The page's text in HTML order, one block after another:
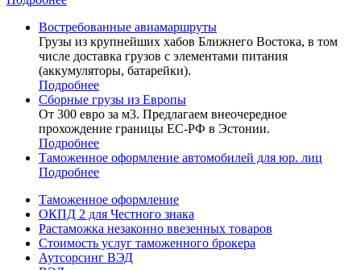
Востребованные авиамаршруты
Грузы из крупнейших хабов Ближнего Востока, в том
числе доставка грузов с элементами питания
(аккумуляторы, батарейки).
Подробнее
Сборные грузы из Европы
От 300 евро за м3. Предлагаем внеочередное
прохождение границы ЕС-РФ в Эстонии.
Подробнее
Таможенное оформление автомобилей для юр. лиц
Подробнее
Таможенное оформление
ОКПД 2 для Честного знака
Растаможка незаконно ввезенных товаров
Стоимость услуг таможенного брокера
Аутсорсинг ВЭД